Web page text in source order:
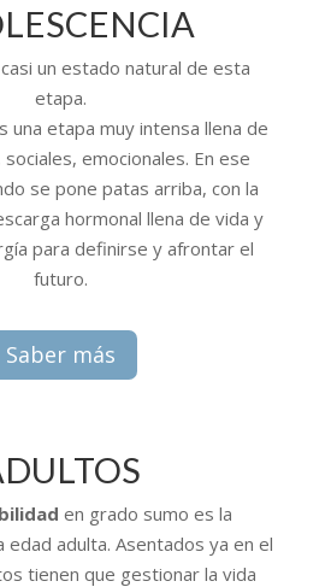
un estado natural de esta
etapa.
una etapa muy intensa llena de
emocionales. En ese
se pone patas arriba, con la
hormonal llena de vida y
para definirse y afrontar el
futuro.
Saber más
en grado sumo es la
edad adulta. Asentados ya en el
tienen que gestionar la vida